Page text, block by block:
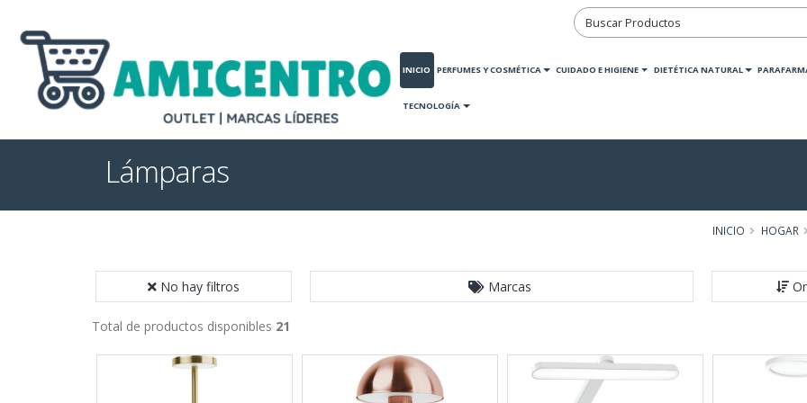
INICIO PERFUMES Y COSMÉTICA CUIDADO E HIGIENE DIETÉTICA NATURAL
TECNOLOGÍA
Lámparas
INICIO HOGAR
No hay filtros Marcas
Total de productos disponibles 21